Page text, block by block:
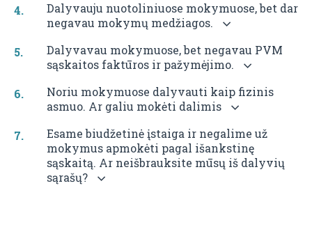
Dalyvauju nuotoliniuose mokymuose, bet dar
negavau mokymų medžiagos.
Dalyvavau mokymuose, bet negavau PVM
sąskaitos faktūros ir pažymėjimo.
Noriu mokymuose dalyvauti kaip fizinis
asmuo. Ar galiu mokėti dalimis
Esame biudžetinė įstaiga ir negalime už
mokymus apmokėti pagal išankstinę
sąskaitą. Ar neišbrauksite mūsų iš dalyvių
sąrašų?